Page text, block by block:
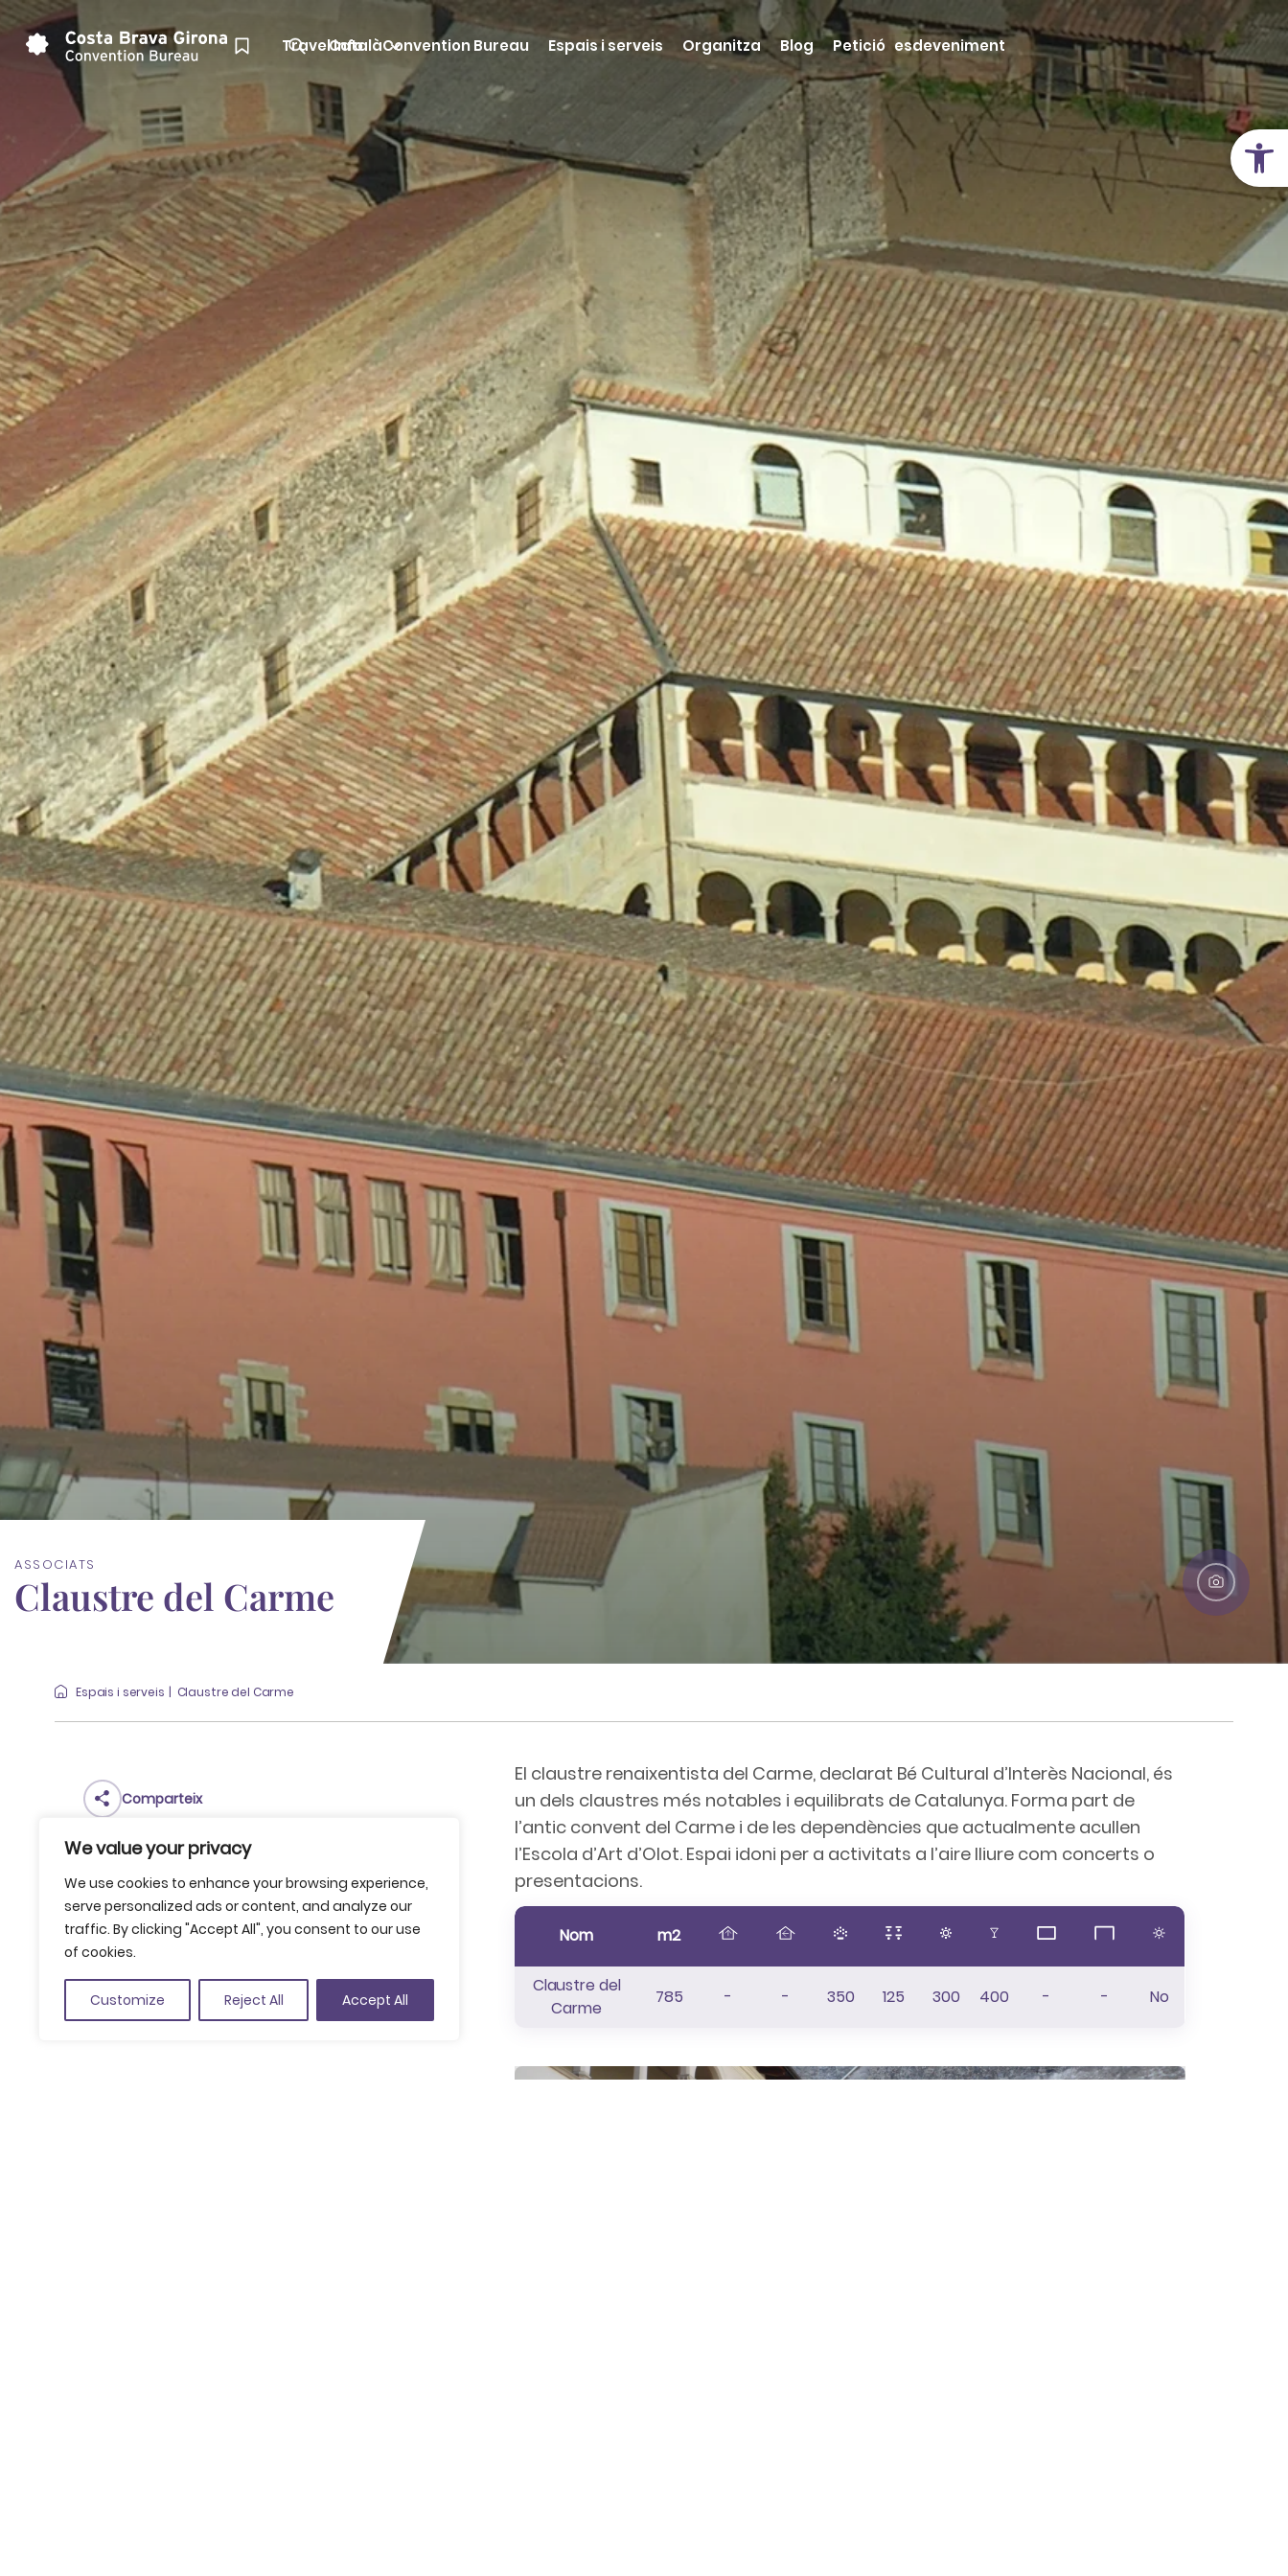
Obre
We value your privacy
We use cookies to enhance your browsing experience,
serve personalized ads or content, and analyze our
traffic. By clicking "Accept All", you consent to our use
of cookies.
Customize Reject All Accept All
Travel info Convention Bureau Espais i serveis Organitza Blog Petició esdeveniment
Català
ASSOCIATS
Claustre del Carme
Espais i serveis Claustre del Carme
El claustre renaixentista del Carme, declarat Bé Cultural d’Interès Nacional, és
un dels claustres més notables i equilibrats de Catalunya. Forma part de
l’antic convent del Carme i de les dependències que actualmente acullen
l’Escola d’Art d’Olot. Espai idoni per a activitats a l’aire lliure com concerts o
presentacions.
Nom m2
Claustre del
Carme
785 - - 350 125 300 400 - - No
Comparteix
Guardar a favorits
(Veure a Google Maps)
+34 972 260 141
info@reunionsentrevolcans.com
www.reunionsentrevolcans.com